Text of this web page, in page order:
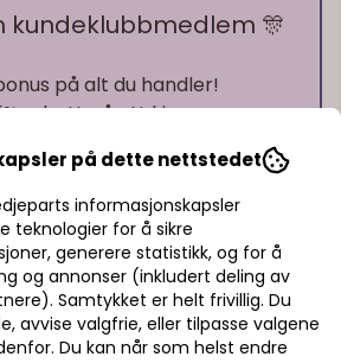
kundeklubbmedlem 🎊
på alt du handler!
rabatt på ett kjøp
Husk å logge inn!
- få gratis frakt fra 700 kr
på dette nettstedet
informasjonskapsler
teknologier for å sikre
generere statistikk, og for å
og annonser (inkludert deling av
Samtykket er helt frivillig. Du
avvise valgfrie, eller tilpasse valgene
Du kan når som helst endre